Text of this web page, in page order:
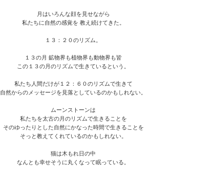
月はいろんな顔を見せながら
私たちに自然の感覚を 教え続けてきた。
１３：２０のリズム。
１３の月 鉱物界も植物界も動物界も皆
この１３の月のリズムで生きているという。
私たち人間だけが１２：６０のリズムで生きて
自然からのメッセージを見落としているのかもしれない。
ムーンストーンは
私たちを太古の月のリズムで生きることを
そのゆったりとした自然にかなった時間で生きることを
そっと教えてくれているのかもしれない。
猫は木もれ日の中
なんとも幸せそうに丸くなって眠っている。